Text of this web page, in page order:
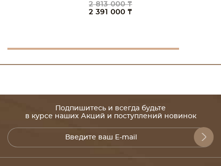
2 813 000 ₸
2 391 000 ₸
Подпишитесь и всегда будьте
в курсе наших Акций и поступлений новинок